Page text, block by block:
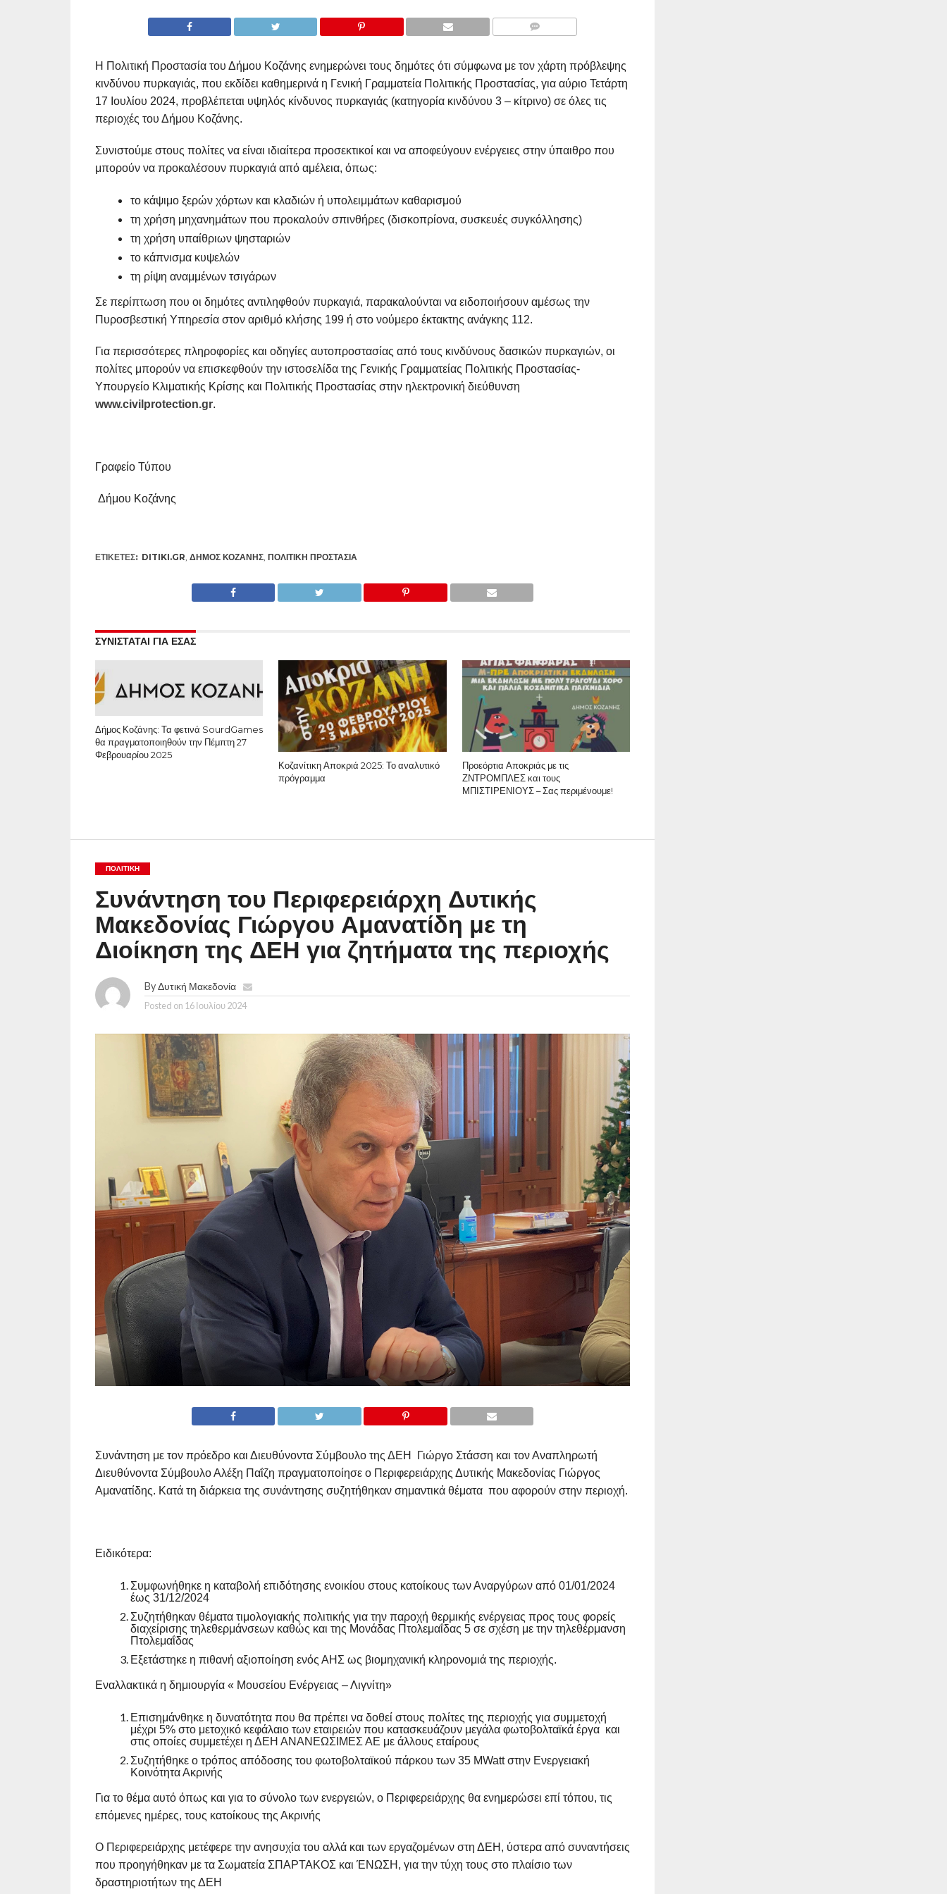
Η Πολιτική Προστασία του Δήμου Κοζάνης ενημερώνει τους δημότες ότι σύμφωνα με τον χάρτη πρόβλεψης
κινδύνου πυρκαγιάς, που εκδίδει καθημερινά η Γενική Γραμματεία Πολιτικής Προστασίας, για αύριο Τετάρτη
17 Ιουλίου 2024, προβλέπεται υψηλός κίνδυνος πυρκαγιάς (κατηγορία κινδύνου 3 – κίτρινο) σε όλες τις
περιοχές του Δήμου Κοζάνης.
Συνιστούμε στους πολίτες να είναι ιδιαίτερα προσεκτικοί και να αποφεύγουν ενέργειες στην ύπαιθρο που
μπορούν να προκαλέσουν πυρκαγιά από αμέλεια, όπως:
το κάψιμο ξερών χόρτων και κλαδιών ή υπολειμμάτων καθαρισμού
τη χρήση μηχανημάτων που προκαλούν σπινθήρες (δισκοπρίονα, συσκευές συγκόλλησης)
τη χρήση υπαίθριων ψησταριών
το κάπνισμα κυψελών
τη ρίψη αναμμένων τσιγάρων
Σε περίπτωση που οι δημότες αντιληφθούν πυρκαγιά, παρακαλούνται να ειδοποιήσουν αμέσως την
Πυροσβεστική Υπηρεσία στον αριθμό κλήσης 199 ή στο νούμερο έκτακτης ανάγκης 112.
Για περισσότερες πληροφορίες και οδηγίες αυτοπροστασίας από τους κινδύνους δασικών πυρκαγιών, οι
πολίτες μπορούν να επισκεφθούν την ιστοσελίδα της Γενικής Γραμματείας Πολιτικής Προστασίας-
Υπουργείο Κλιματικής Κρίσης και Πολιτικής Προστασίας στην ηλεκτρονική διεύθυνση
www.civilprotection.gr.
Γραφείο Τύπου
Δήμου Κοζάνης
ΕΤΙΚΕΤΕΣ: DITIKI.GR ΔΉΜΟΣ ΚΟΖΆΝΗΣ, ΠΟΛΙΤΙΚΉ ΠΡΟΣΤΑΣΊΑ
ΣΥΝΙΣΤΑΤΑΙ ΓΙΑ ΕΣΑΣ
Δήμος Κοζάνης: Τα φετινά SourdGames
θα πραγματοποιηθούν την Πέμπτη 27
Φεβρουαρίου 2025
Κοζανίτικη Αποκριά 2025: Το αναλυτικό
πρόγραμμα
Προεόρτια Αποκριάς με τις
ΖΝΤΡΟΜΠΛΕΣ και τους
ΜΠΙΣΤΙΡΕΝΙΟΥΣ – Σας περιμένουμε!
ΠΟΛΙΤΙΚΉ
Συνάντηση του Περιφερειάρχη Δυτικής
Μακεδονίας Γιώργου Αμανατίδη με τη
Διοίκηση της ΔΕΗ για ζητήματα της περιοχής
ByΔυτική Μακεδονία
Posted on 16 Ιουλίου 2024
Συνάντηση με τον πρόεδρο και Διευθύνοντα Σύμβουλο της ΔΕΗ Γιώργο Στάσση και τον Αναπληρωτή
Διευθύνοντα Σύμβουλο Αλέξη Παΐζη πραγματοποίησε ο Περιφερειάρχης Δυτικής Μακεδονίας Γιώργος
Αμανατίδης. Κατά τη διάρκεια της συνάντησης συζητήθηκαν σημαντικά θέματα που αφορούν στην περιοχή.
Ειδικότερα:
Συμφωνήθηκε η καταβολή επιδότησης ενοικίου στους κατοίκους των Αναργύρων από 01/01/2024
έως 31/12/2024
Συζητήθηκαν θέματα τιμολογιακής πολιτικής για την παροχή θερμικής ενέργειας προς τους φορείς
διαχείρισης τηλεθερμάνσεων καθώς και της Μονάδας Πτολεμαΐδας 5 σε σχέση με την τηλεθέρμανση
Πτολεμαΐδας
Εξετάστηκε η πιθανή αξιοποίηση ενός ΑΗΣ ως βιομηχανική κληρονομιά της περιοχής.
Εναλλακτικά η δημιουργία « Μουσείου Ενέργειας – Λιγνίτη»
Επισημάνθηκε η δυνατότητα που θα πρέπει να δοθεί στους πολίτες της περιοχής για συμμετοχή
μέχρι 5% στο μετοχικό κεφάλαιο των εταιρειών που κατασκευάζουν μεγάλα φωτοβολταϊκά έργα και
στις οποίες συμμετέχει η ΔΕΗ ΑΝΑΝΕΩΣΙΜΕΣ ΑΕ με άλλους εταίρους
Συζητήθηκε ο τρόπος απόδοσης του φωτοβολταϊκού πάρκου των 35 MWatt στην Ενεργειακή
Κοινότητα Ακρινής
Για το θέμα αυτό όπως και για το σύνολο των ενεργειών, ο Περιφερειάρχης θα ενημερώσει επί τόπου, τις
επόμενες ημέρες, τους κατοίκους της Ακρινής
Ο Περιφερειάρχης μετέφερε την ανησυχία του αλλά και των εργαζομένων στη ΔΕΗ, ύστερα από συναντήσεις
που προηγήθηκαν με τα Σωματεία ΣΠΑΡΤΑΚΟΣ και ΈΝΩΣΗ, για την τύχη τους στο πλαίσιο των
δραστηριοτήτων της ΔΕΗ